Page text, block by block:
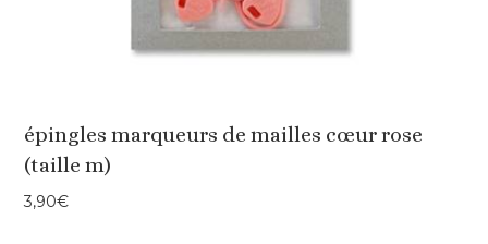
épingles marqueurs de mailles cœur rose
(taille m)
3,90€